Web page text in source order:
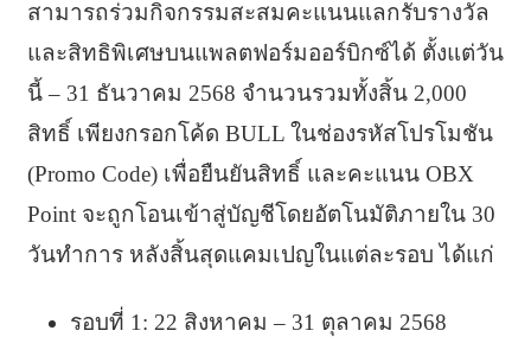
สามารถร่วมกิจกรรมสะสมคะแนนแลกรับรางวัล
และสิทธิพิเศษบนแพลตฟอร์มออร์บิกซ์ได้ ตั้งแต่วัน
นี้ – 31 ธันวาคม 2568 จำนวนรวมทั้งสิ้น 2,000
สิทธิ์ เพียงกรอกโค้ด BULL ในช่องรหัสโปรโมชัน
(Promo Code) เพื่อยืนยันสิทธิ์ และคะแนน OBX
Point จะถูกโอนเข้าสู่บัญชีโดยอัตโนมัติภายใน 30
วันทำการ หลังสิ้นสุดแคมเปญในแต่ละรอบ ได้แก่
รอบที่ 1: 22 สิงหาคม – 31 ตุลาคม 2568